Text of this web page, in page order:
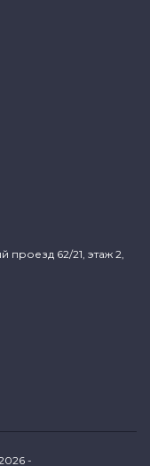
62/21, этаж 2,
-